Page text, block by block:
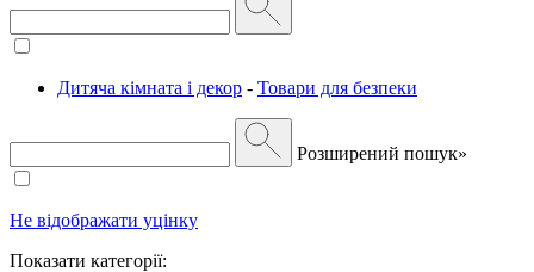
Дитяча кімната і декор - Товари для безпеки
Розширений пошук»
Не відображати уцінку
Показати категорії: